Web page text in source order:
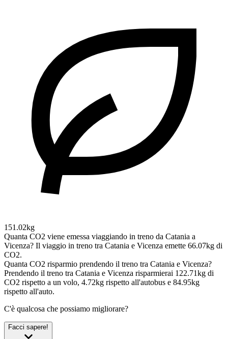
151.02kg
Quanta CO2 viene emessa viaggiando in treno da Catania a
Vicenza? Il viaggio in treno tra Catania e Vicenza emette 66.07kg di
CO2.
Quanta CO2 risparmio prendendo il treno tra Catania e Vicenza?
Prendendo il treno tra Catania e Vicenza risparmierai 122.71kg di
CO2 rispetto a un volo, 4.72kg rispetto all'autobus e 84.95kg
rispetto all'auto.
C'è qualcosa che possiamo migliorare?
Facci sapere!